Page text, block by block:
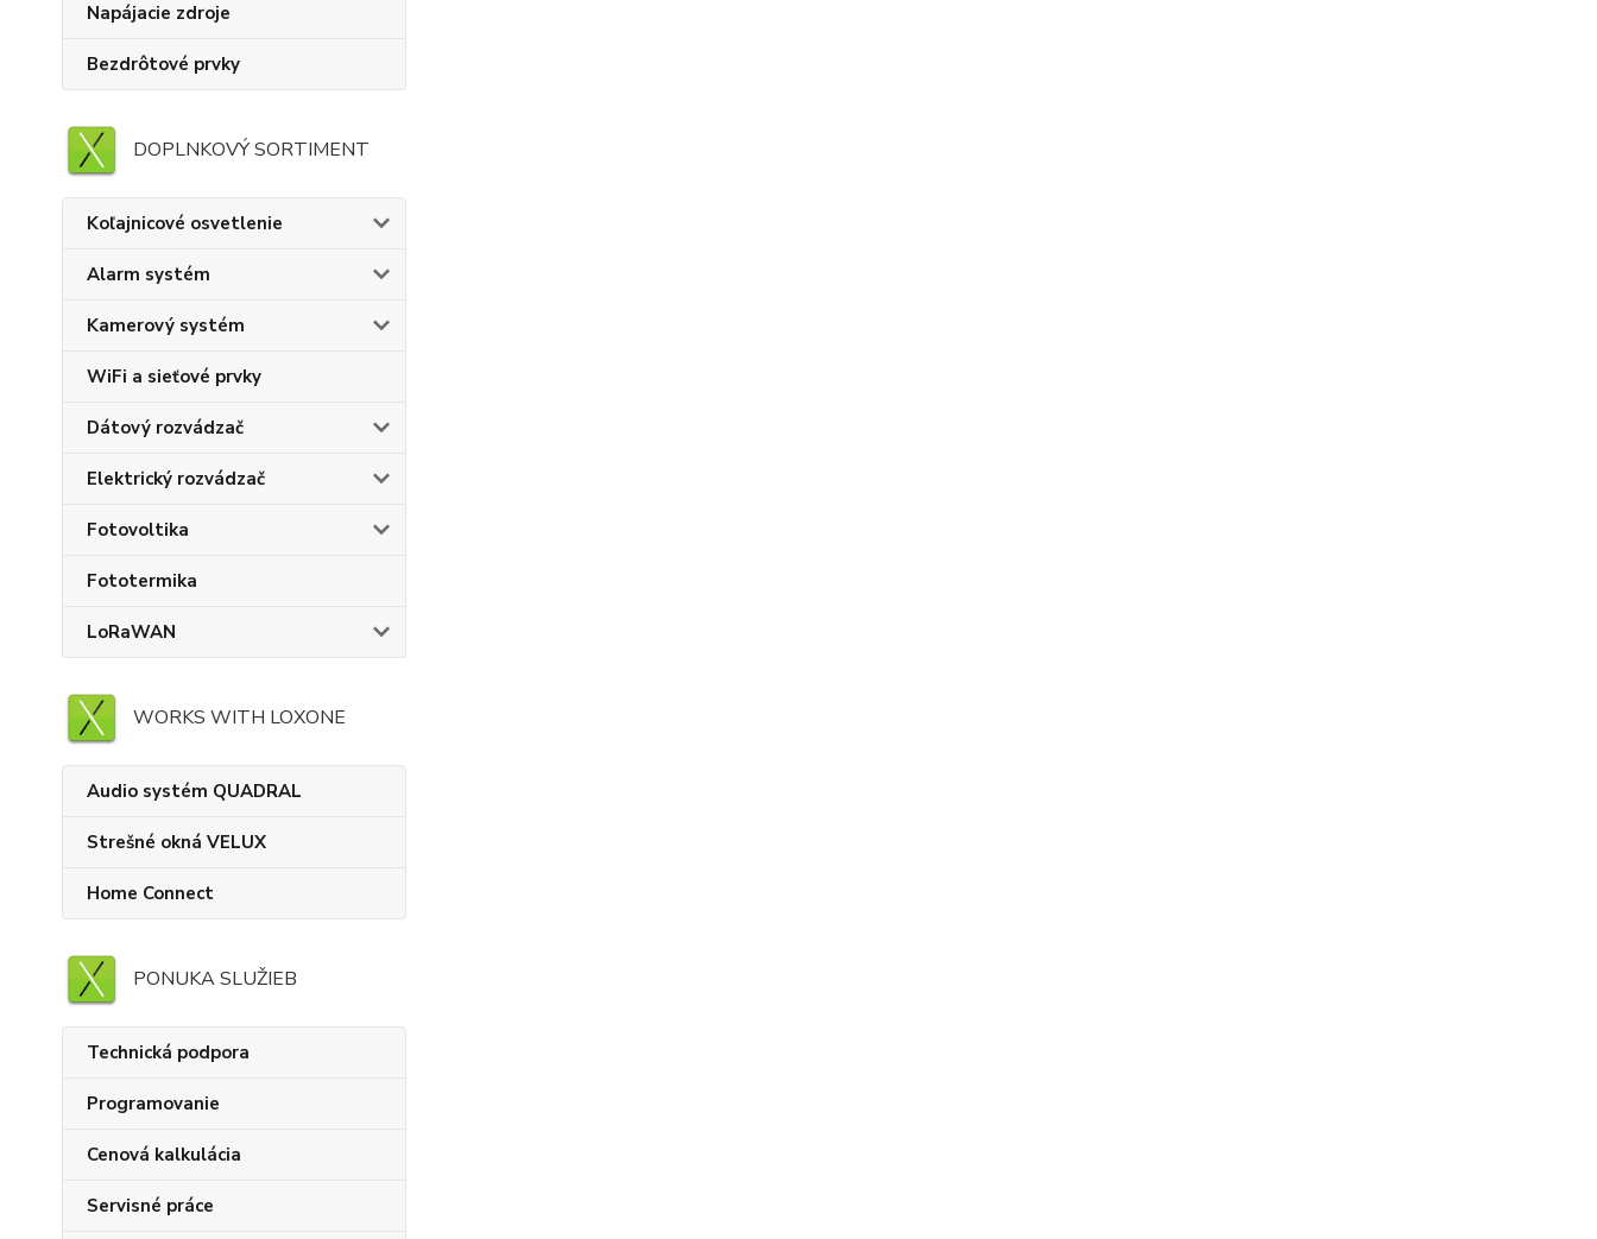
Napájacie zdroje
Bezdrôtové prvky
DOPLNKOVÝ SORTIMENT
Koľajnicové osvetlenie
Alarm systém
Kamerový systém
WiFi a sieťové prvky
Dátový rozvádzač
Elektrický rozvádzač
Fotovoltika
Fototermika
LoRaWAN
WORKS WITH LOXONE
Audio systém QUADRAL
Strešné okná VELUX
Home Connect
PONUKA SLUŽIEB
Technická podpora
Programovanie
Cenová kalkulácia
Servisné práce